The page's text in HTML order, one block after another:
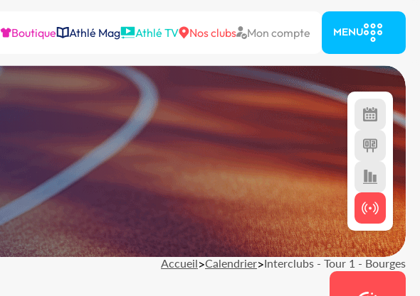
Boutique Athlé Mag Athlé TV Nos clubs Mon compte MENU
Accueil>Calendrier>Interclubs - Tour 1 - Bourges